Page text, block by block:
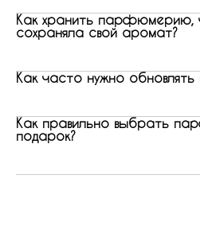
Как хранить парфюмерию,
сохраняла свой аромат?
Как часто нужно
Как правильно выбрать
подарок?